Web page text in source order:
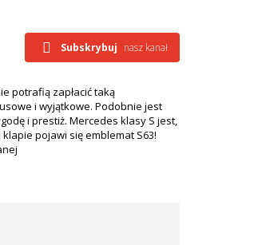
Subskrybuj nasz kanał
potrafią zapłacić taką
i wyjątkowe. Podobnie jest
i prestiż. Mercedes klasy S jest,
pojawi się emblemat S63!